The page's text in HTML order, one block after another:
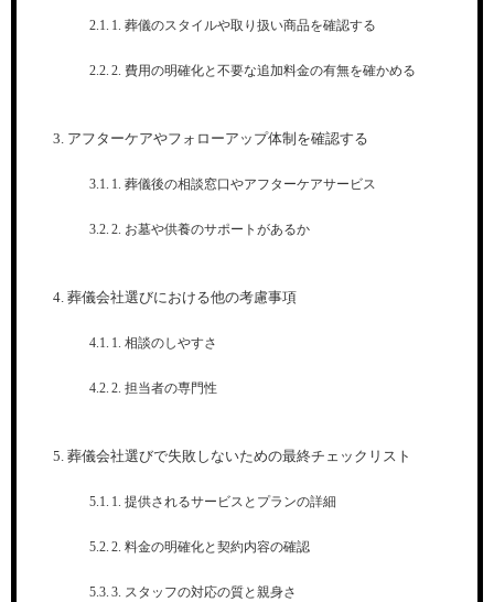
1. 葬儀のスタイルや取り扱い商品を確認する
2. 費用の明確化と不要な追加料金の有無を確かめる
アフターケアやフォローアップ体制を確認する
1. 葬儀後の相談窓口やアフターケアサービス
2. お墓や供養のサポートがあるか
葬儀会社選びにおける他の考慮事項
1. 相談のしやすさ
2. 担当者の専門性
葬儀会社選びで失敗しないための最終チェックリスト
1. 提供されるサービスとプランの詳細
2. 料金の明確化と契約内容の確認
3. スタッフの対応の質と親身さ